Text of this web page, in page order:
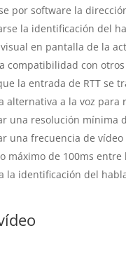
por software la
la identificación del
en pantalla de la
con
la entrada de RTT se
alternativa a la voz
una resolución mínima
una frecuencia de
máximo de 100ms
la identificación del